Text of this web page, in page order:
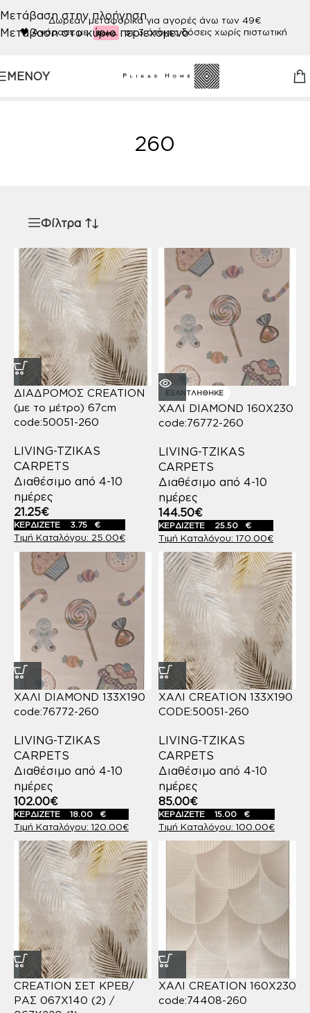
Μετάβαση στην πλοήγηση
Μετάβαση στο κύριο περιεχόμενο
Δωρεάν μεταφορικά για αγορές άνω των 49€
🖤Αγόρασε με σε 3 άτοκες δόσεις χωρίς πιστωτική
ΜΕΝΟΎ
260
260
Φίλτρα
ΔΙΑΔΡΟΜΟΣ CREATION
(με το μέτρο) 67cm
code:50051-260
LIVING-TZIKAS
CARPETS
Διαθέσιμο από 4-10
ημέρες
25.00€
21.25€
ΚΕΡΔΙΖΕΤΕ 3.75 €
ΕΞΑΝΤΛΉΘΗΚΕ
ΧΑΛΙ DIAMOND 160X230
code:76772-260
LIVING-TZIKAS
CARPETS
Διαθέσιμο από 4-10
ημέρες
170.00€
144.50€
ΚΕΡΔΙΖΕΤΕ 25.50 €
ΧΑΛΙ DIAMOND 133X190
code:76772-260
LIVING-TZIKAS
CARPETS
Διαθέσιμο από 4-10
ημέρες
120.00€
102.00€
ΚΕΡΔΙΖΕΤΕ 18.00 €
ΧΑΛΙ CREATION 133X190
CODE:50051-260
LIVING-TZIKAS
CARPETS
Διαθέσιμο από 4-10
ημέρες
100.00€
85.00€
ΚΕΡΔΙΖΕΤΕ 15.00 €
CREATION ΣΕΤ ΚΡΕΒ/
ΡΑΣ 067X140 (2) /
ΧΑΛΙ CREATION 160X230
code:74408-260